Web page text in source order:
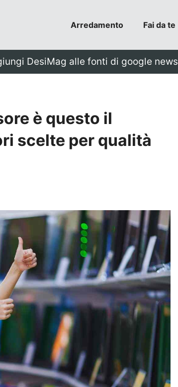
Arredamento Fai da te
DesiMag alle fonti di google news
è questo il
scelte per qualità